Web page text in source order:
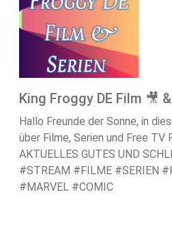
King Froggy DE Film 🎥
Hallo Freunde der Sonne, in
über Filme, Serien und Free TV
AKTUELLES GUTES UND
#STREAM #FILME #SERIEN
#MARVEL #COMIC